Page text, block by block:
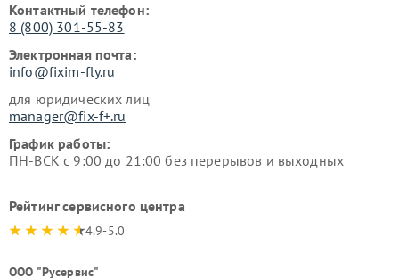
Контактный телефон:
8 (800) 301-55-83
Электронная почта:
info@fixim-fly.ru
для юридических лиц
manager@fix-f+.ru
График работы:
ПН-ВСК с 9:00 до 21:00 без перерывов и выходных
Рейтинг сервисного центра
4.9-5.0
ООО "Русервис"